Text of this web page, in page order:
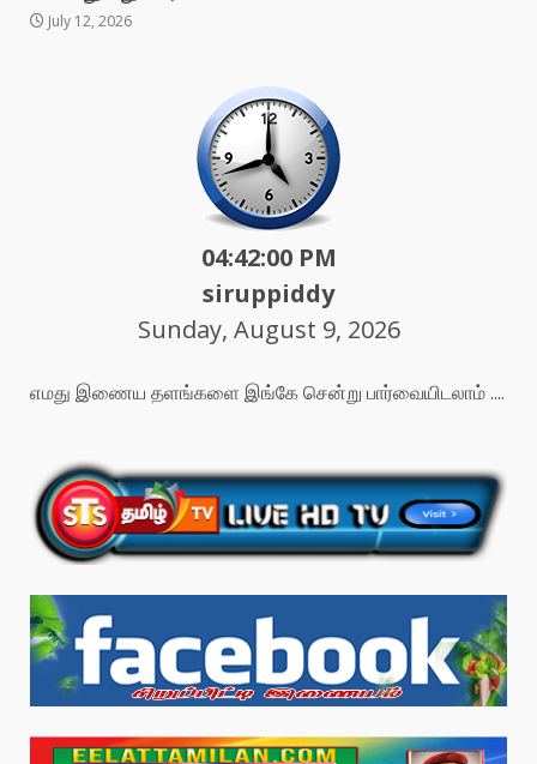
July 12, 2026
04:42:02 PM
siruppiddy
Sunday, August 9, 2026
எமது இணைய தளங்களை இங்கே சென்று பார்வையிடலாம் ....